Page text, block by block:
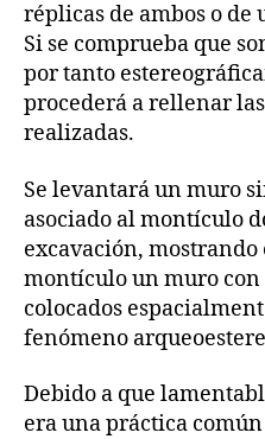
réplicas de ambos o de
Si se comprueba que
por tanto
procederá a rellenar
realizadas.
Se levantará un muro
asociado al montículo
excavación,
montículo un muro con
colocados
fenómeno
Debido a que
era una práctica